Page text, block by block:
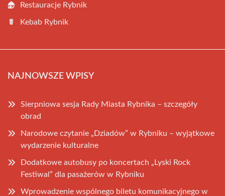
Restauracje Rybnik
Kebab Rybnik
NAJNOWSZE WPISY
Sierpniowa sesja Rady Miasta Rybnika – szczegóły
obrad
Narodowe czytanie „Dziadów” w Rybniku – wyjątkowe
wydarzenie kulturalne
Dodatkowe autobusy po koncertach „Lyski Rock
Festiwal” dla pasażerów w Rybniku
Wprowadzenie wspólnego biletu komunikacyjnego w